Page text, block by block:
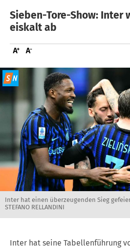
Sieben-Tore-Show: Inter
eiskalt ab
Inter hat einen überzeugenden Sieg
STEFANO RELLANDINI
Inter hat seine Tabellenführung